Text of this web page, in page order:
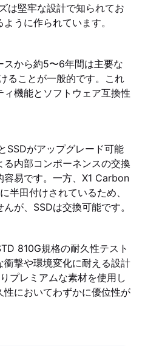
は堅牢な設計で知られてお
うに作られています。
スから約5〜6年間は主要な
ることが一般的です。これ
機能とソフトウェア互換性
SSDがアップグレード可能
内部コンポーネンスの交換
易です。一方、X1 Carbon
半田付けされているため、
が、SSDは交換可能です。
810G規格の耐久性テスト
撃や環境変化に耐える設計
プレミアムな素材を使用し
においてわずかに優位性が